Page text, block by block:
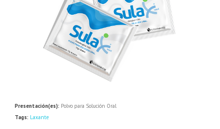
Presentación(es): Polvo para Solución Oral
Tags: Laxante